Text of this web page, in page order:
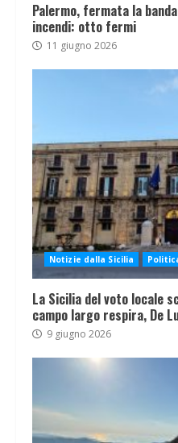
Palermo, fermata la
incendi: otto fermi
11 giugno 2026
Notizie dalla Sicilia
La Sicilia del voto locale
campo largo respira, De
9 giugno 2026